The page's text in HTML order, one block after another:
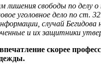
лишения свободы по делу
уголовное дело по ст.
случай
и их защитники
скорее